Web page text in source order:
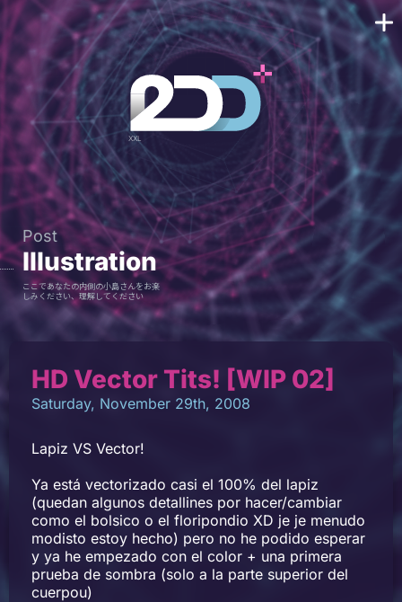
Post
Illustration
ここであなたの内側の小島さんをお楽
しみください、理解してください
HD Vector Tits! [WIP 02]
Saturday, November 29th, 2008
Lapiz VS Vector!
Ya está vectorizado casi el 100% del lapiz
(quedan algunos detallines por hacer/cambiar
como el bolsico o el floripondio XD je je menudo
modisto estoy hecho) pero no he podido esperar
y ya he empezado con el color + una primera
prueba de sombra (solo a la parte superior del
cuerpou)